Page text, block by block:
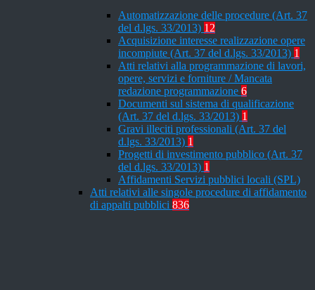
Automatizzazione delle procedure (Art. 37
del d.lgs. 33/2013) 12
Acquisizione interesse realizzazione opere
incompiute (Art. 37 del d.lgs. 33/2013) 1
Atti relativi alla programmazione di lavori,
opere, servizi e forniture / Mancata
redazione programmazione 6
Documenti sul sistema di qualificazione
(Art. 37 del d.lgs. 33/2013) 1
Gravi illeciti professionali (Art. 37 del
d.lgs. 33/2013) 1
Progetti di investimento pubblico (Art. 37
del d.lgs. 33/2013) 1
Affidamenti Servizi pubblici locali (SPL)
Atti relativi alle singole procedure di affidamento
di appalti pubblici 836